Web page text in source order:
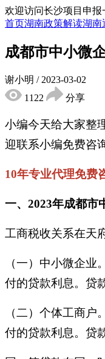
欢迎访问长沙项目申报
首页湖南政策解读湖南
成都市中小微
谢小明 / 2023-03-02
1122
分享
小编今天给大家整
迎联系小编免费咨
10年专业代理免费
一、2023年成都市
工商税收关系在天
（一）中小微企
付的贷款利息。贷
（二）个体工商
付的贷款利息。贷